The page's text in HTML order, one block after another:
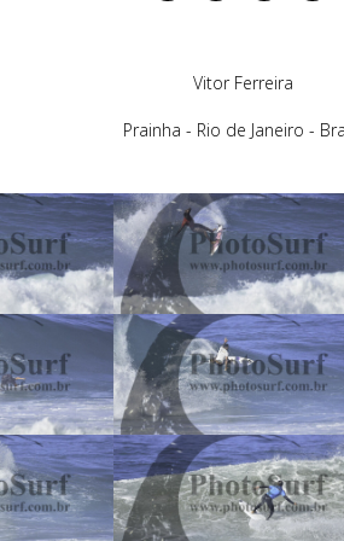
Vitor Ferreira
Prainha - Rio de Janeiro -